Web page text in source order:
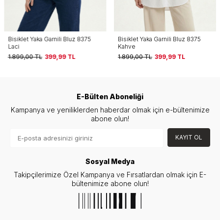
Bisiklet Yaka Garnili Bluz 8375
Laci
1.899,00TL 399,99TL
Bisiklet Yaka Garnili Bluz 8375
Kahve
1.899,00TL 399,99TL
E-Bülten Aboneliği
Kampanya ve yeniliklerden haberdar olmak için e-bültenimize
abone olun!
KAYIT OL
Sosyal Medya
Takipçilerimize Özel Kampanya ve Fırsatlardan olmak için E-
bültenimize abone olun!